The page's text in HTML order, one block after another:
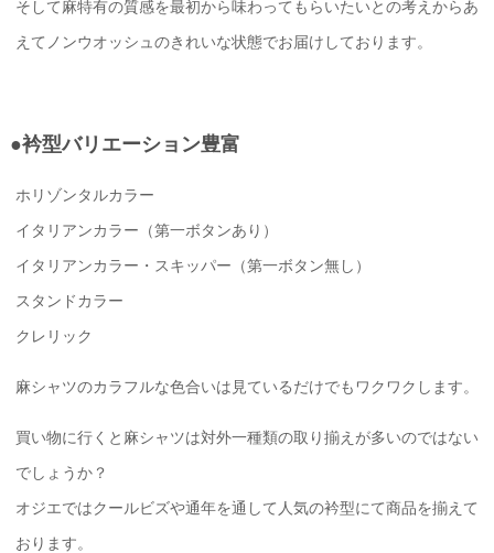
そして麻特有の質感を最初から味わってもらいたいとの考えからあ
えてノンウオッシュのきれいな状態でお届けしております。
●衿型バリエーション豊富
ホリゾンタルカラー
イタリアンカラー（第一ボタンあり）
イタリアンカラー・スキッパー（第一ボタン無し）
スタンドカラー
クレリック
麻シャツのカラフルな色合いは見ているだけでもワクワクします。
買い物に行くと麻シャツは対外一種類の取り揃えが多いのではない
でしょうか？
オジエではクールビズや通年を通して人気の衿型にて商品を揃えて
おります。